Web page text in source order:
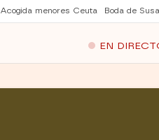
Acogida menores Ceuta Boda de
EN